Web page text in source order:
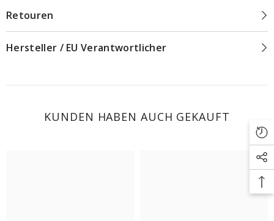
Retouren
Hersteller / EU Verantwortlicher
KUNDEN HABEN AUCH GEKAUFT